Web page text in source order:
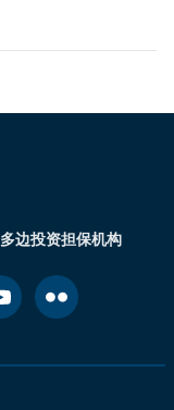
多边投资担保机构